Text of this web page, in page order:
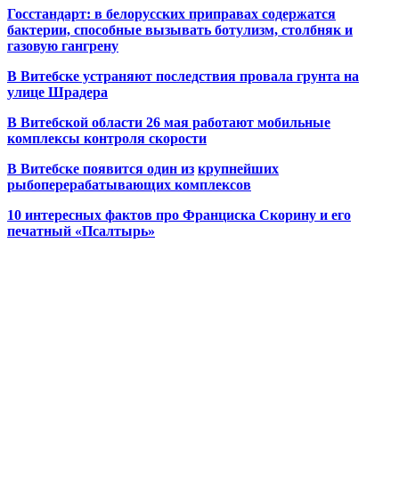
Госстандарт: в белорусских приправах содержатся
бактерии, способные вызывать ботулизм, столбняк и
газовую гангрену
В Витебске устраняют последствия провала грунта на
улице Шрадера
В Витебской области 26 мая работают мобильные
комплексы контроля скорости
В Витебске появится один из крупнейших
рыбоперерабатывающих комплексов
10 интересных фактов про Франциска Скорину и его
печатный «Псалтырь»